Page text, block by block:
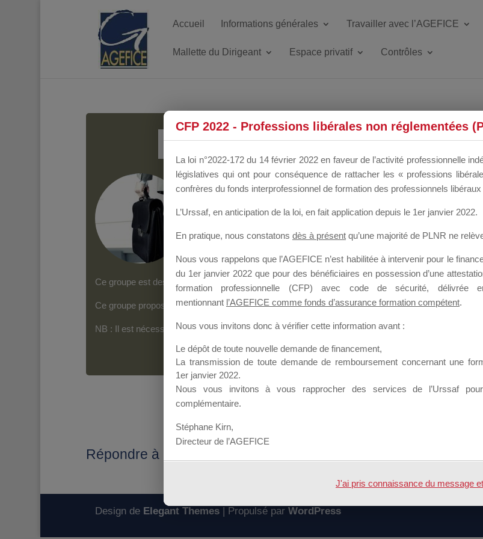
Accueil Informations générales Travailler avec l’AGEFICE
Mallette du Dirigeant Espace privatif Contrôles
MALLETTE DU
Groupe Public il y a un mois
Ce groupe est destiné aux Organismes de Formation qui souhaitent répondre à l’Appel à
Ce groupe propose un forum dédié au support sur lequel il est possible de laisser un message ou
NB : Il est nécessaire d’êtreinscrit(e)pour pouvoir rejoindre ce groupe
Répondre à : territorialité
Design de Elegant Themes| Propulsé par WordPress
CFP 2022 - Professions libérales non réglementées
La loi n°2022-172 du 14 février 2022 en faveur de l’activité professionnelle
législatives qui ont pour conséquence de rattacher les « professions
confrères du fonds interprofessionnel de formation des professionnels
L’Urssaf, en anticipation de la loi, en fait application depuis le 1er janvier 2022.
En pratique, nous constatons dès à présent qu’une majorité de PLNR ne
Nous vous rappelons que l’AGEFICE n’est habilitée à intervenir pour le
du 1er janvier 2022 que pour des bénéficiaires en possession d’une
formation professionnelle (CFP) avec code de sécurité, délivrée
mentionnant l’AGEFICE comme fonds d’assurance formation compétent.
Nous vous invitons donc à vérifier cette information avant :
Le dépôt de toute nouvelle demande de financement,
La transmission de toute demande de remboursement concernant une
1er janvier 2022.
Nous vous invitons à vous rapprocher des services de l’Urssaf
complémentaire.
Stéphane Kirn,
Directeur de l’AGEFICE
J'ai pris connaissance du message